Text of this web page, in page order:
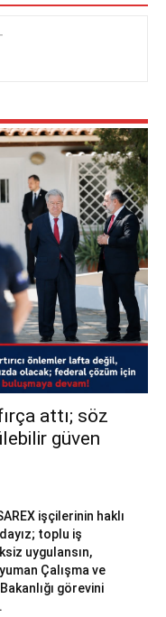
attı; söz
güven
işçilerinin haklı
toplu iş
uygulansın,
Çalışma ve
görevini